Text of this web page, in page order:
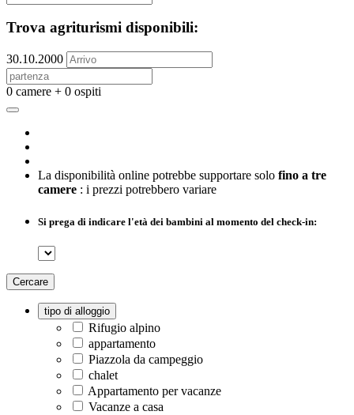
Trova agriturismi disponibili:
30.10.2000
0 camere + 0 ospiti
La disponibilità online potrebbe supportare solo fino a tre
camere : i prezzi potrebbero variare
Si prega di indicare l'età dei bambini al momento del check-in:
Cercare
tipo di alloggio
Rifugio alpino
appartamento
Piazzola da campeggio
chalet
Appartamento per vacanze
Vacanze a casa